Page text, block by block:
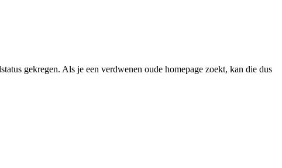
gekregen. Als je een verdwenen oude homepage zoekt, kan die dus